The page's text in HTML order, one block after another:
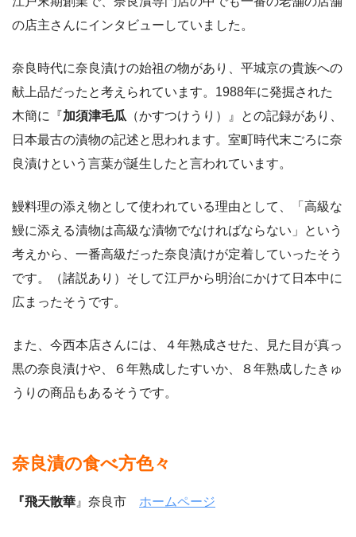
の店主さんにインタビューしていました。
奈良時代に奈良漬けの始祖の物があり、平城京の貴族への
献上品だったと考えられています。1988年に発掘された
木簡に『加須津毛瓜 （かすつけうり）』との記録があり、
日本最古の漬物の記述と思われます。室町時代末ごろに奈
良漬けという言葉が誕生したと言われています。
鰻料理の添え物として使われている理由として、「高級な
鰻に添える漬物は高級な漬物でなければならない」という
考えから、一番高級だった奈良漬けが定着していったそう
です。（諸説あり）そして江戸から明治にかけて日本中に
広まったそうです。
また、今西本店さんには、４年熟成させた、見た目が真っ
黒の奈良漬けや、６年熟成したすいか、８年熟成したきゅ
うりの商品もあるそうです。
奈良漬の食べ方色々
『飛天散華 』奈良市 ホームページ